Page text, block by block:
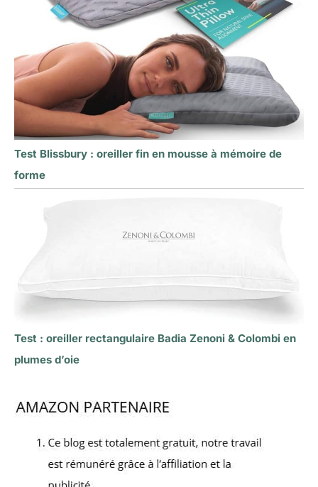
Test Blissbury : oreiller fin en mousse à mémoire de
forme
Test : oreiller rectangulaire Badia Zenoni & Colombi en
plumes d’oie